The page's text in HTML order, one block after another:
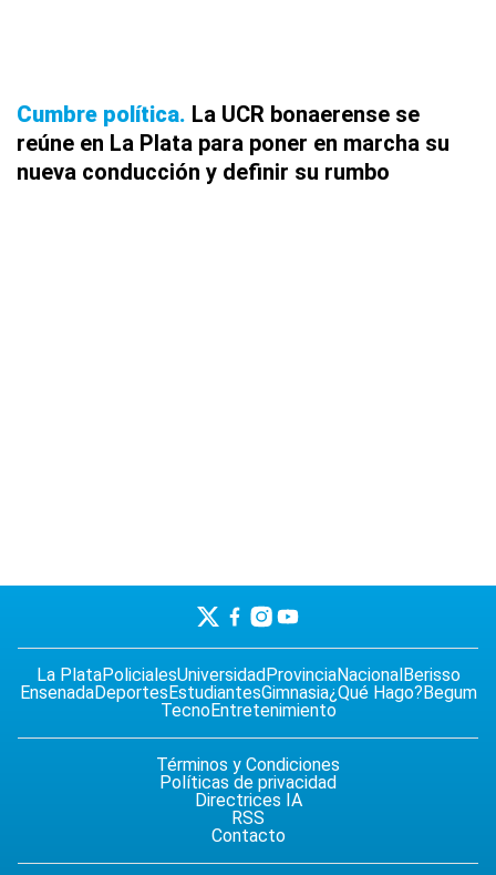
Cumbre política La UCR bonaerense se
reúne en La Plata para poner en marcha su
nueva conducción y definir su rumbo
La PlataPolicialesUniversidad ProvinciaNacional Berisso
EnsenadaDeportes EstudiantesGimnasia¿Qué Hago? Begum
TecnoEntretenimiento
Términos y Condiciones
Políticas de privacidad
Directrices IA
RSS
Contacto